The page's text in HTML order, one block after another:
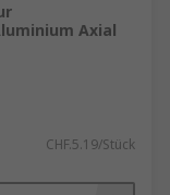
Axial
CHF.5.19/Stück